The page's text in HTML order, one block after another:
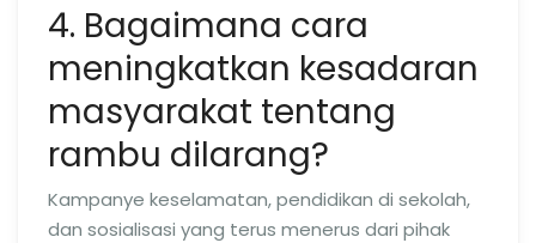
4. Bagaimana cara
meningkatkan kesadaran
masyarakat tentang
rambu dilarang?
Kampanye keselamatan, pendidikan di sekolah,
dan sosialisasi yang terus menerus dari pihak